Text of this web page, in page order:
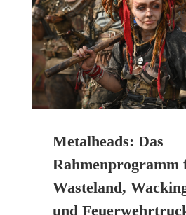
Metalheads: Das
Rahmenprogramm
Wasteland,
und